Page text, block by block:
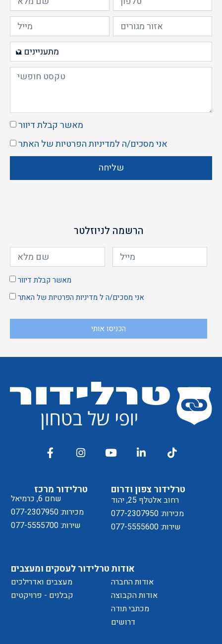
מאשר קבלת דיוור
אני מסכים/ה למדיניות הפרטיותשל האתר
שליחה
הרשמה לניוזלטר
מאשר קבלת דיוור
אני מסכים/ה ל מדיניות הפרטיות של האתר
הכניסו אותי
טרלידור מרכז
שחם 6, כרמיאל
מכירות: 077-2307950
שירות: 077-5555700
טרלידור צפון ודרום
רחוב אלטלף 25, יהוד
מכירות: 077-2307950
שירות: 077-5555600
אודות
אודות החברה
אודות הקבוצה
מכתבי תודה
דרושים
טרלידור לעסקים ומעצבים
מעצבים ואדרילכים
קבלנים - פרויקטים